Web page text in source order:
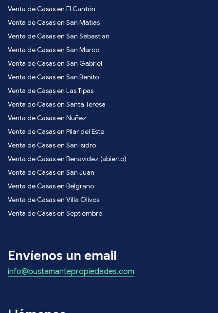
Venta de Casas en El Cantón
Venta de Casas en San Matias
Venta de Casas en San Sebastian
Venta de Casas en San Marco
Venta de Casas en San Gabriel
Venta de Casas en San Benito
Venta de Casas en Las Tipas
Venta de Casas en Santa Teresa
Venta de Casas en Nuñez
Venta de Casas en Pilar del Este
Venta de Casas en San Isidro
Venta de Casas en Benavidez (abierto)
Venta de Casas en San Juan
Venta de Casas en Belgrano
Venta de Casas en Villa Olivos
Venta de Casas en Septiembre
Envíenos un email
info@bustamantepropiedades.com